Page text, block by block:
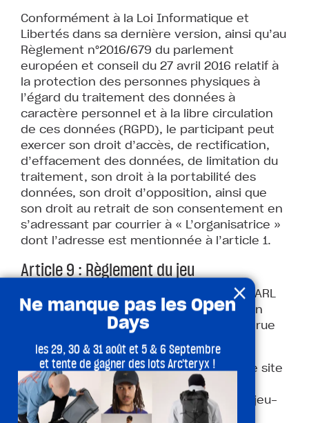
Conformément à la Loi Informatique et
Libertés dans sa dernière version, ainsi qu’au
Règlement n°2016/679 du parlement
européen et conseil du 27 avril 2016 relatif à
la protection des personnes physiques à
l’égard du traitement des données à
caractère personnel et à la libre circulation
de ces données (RGPD), le participant peut
exercer son droit d’accès, de rectification,
d’effacement des données, de limitation du
traitement, son droit à la portabilité des
données, son droit d’opposition, ainsi que
son droit au retrait de son consentement en
s’adressant par courrier à « L’organisatrice »
dont l’adresse est mentionnée à l’article 1.
Article 9 : Règlement du jeu
Le règlement du jeu est déposé à la SELARL
ACTA – PIERSON et ASSOCIES titulaire d’un
office d’huissier de justice domiciliée 15 rue
de Sarre BP 15126 57074 METZ Cedex 3.
Le règlement pourra être consulté sur le site
suivant :
https://climbingdistrict.com/reglement-jeu-
co…am-boulder-arena/
×
Ne manque pas les Open
Days
les 29, 30 & 31 août et 5 & 6 Septembre
et tente de gagner des lots Arc'teryx !